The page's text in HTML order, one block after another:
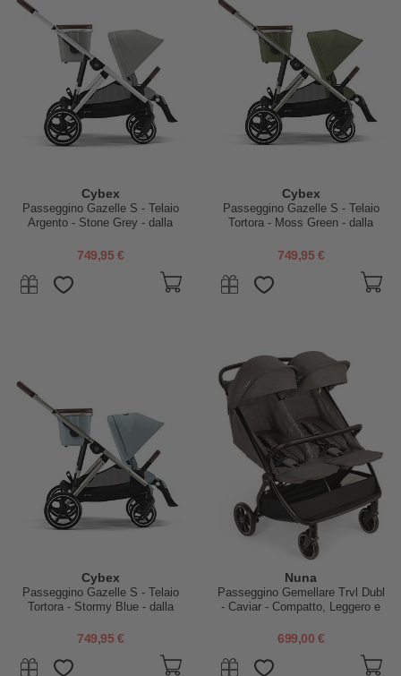
Cybex
Passeggino Gazelle S - Telaio
Argento - Stone Grey - dalla
Multifunzionale
749,95 €
Cybex
Passeggino Gazelle S - Telaio
Tortora - Moss Green - dalla
Multifunzionale
749,95 €
Cybex
Passeggino Gazelle S - Telaio
Tortora - Stormy Blue - dalla
Multifunzionale
749,95 €
Nuna
Passeggino Gemellare Trvl Dubl
- Caviar - Compatto, Leggero e
699,00 €